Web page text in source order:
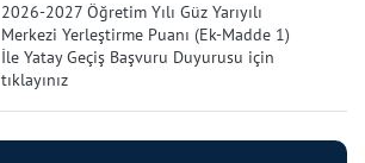
2026-2027 Öğretim Yılı Güz Yarıyılı
Merkezi Yerleştirme Puanı (Ek-Madde 1)
İle Yatay Geçiş Başvuru Duyurusu için
tıklayınız